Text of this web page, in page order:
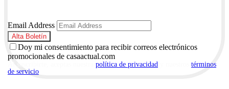
Email Address
Doy mi consentimiento para recibir correos electrónicos
promocionales de casaactual.com
política de privacidad
términos
de servicio